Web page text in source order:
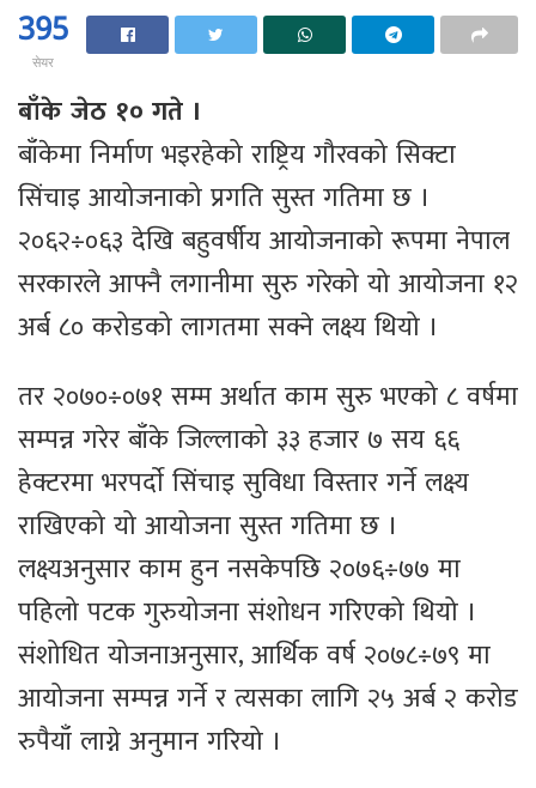
395
सेयर
बाँके जेठ १० गते ।
बाँकेमा निर्माण भइरहेको राष्ट्रिय गौरवको सिक्टा
सिंचाइ आयोजनाको प्रगति सुस्त गतिमा छ ।
२०६२÷०६३ देखि बहुवर्षीय आयोजनाको रूपमा नेपाल
सरकारले आफ्नै लगानीमा सुरु गरेको यो आयोजना १२
अर्ब ८० करोडको लागतमा सक्ने लक्ष्य थियो ।
तर २०७०÷०७१ सम्म अर्थात काम सुरु भएको ८ वर्षमा
सम्पन्न गरेर बाँके जिल्लाको ३३ हजार ७ सय ६६
हेक्टरमा भरपर्दाे सिंचाइ सुविधा विस्तार गर्ने लक्ष्य
राखिएको यो आयोजना सुस्त गतिमा छ ।
लक्ष्यअनुसार काम हुन नसकेपछि २०७६÷७७ मा
पहिलो पटक गुरुयोजना संशोधन गरिएको थियो ।
संशोधित योजनाअनुसार, आर्थिक वर्ष २०७८÷७९ मा
आयोजना सम्पन्न गर्ने र त्यसका लागि २५ अर्ब २ करोड
रुपैयाँ लाग्ने अनुमान गरियो ।